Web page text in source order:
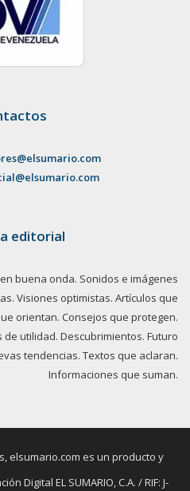
editorial
buena onda. Sonidos e imágenes
Visiones optimistas. Artículos que
orientan. Consejos que protegen.
utilidad. Descubrimientos. Futuro
tendencias. Textos que aclaran.
Informaciones que suman.
elsumario.com es un producto y
Digital EL SUMARIO, C.A. / RIF: J-